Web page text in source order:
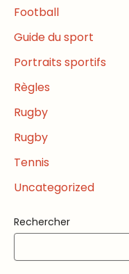
Football
Guide du sport
Portraits sportifs
Règles
Rugby
Rugby
Tennis
Uncategorized
Rechercher